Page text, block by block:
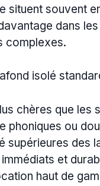
situent souvent
dans
complexes.
isolé
chères que les
phoniques ou
supérieures des
et
haut de